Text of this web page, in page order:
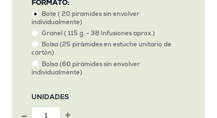
FORMATO:
Bote ( 20 piramides sin envolver
individualmente)
Granel ( 115 g. - 38 Infusiones aprox.)
Bolsa (25 pirámides en estuche unitario de
cartón)
Bolsa (60 pirámides sin envolver
individualmente)
UNIDADES